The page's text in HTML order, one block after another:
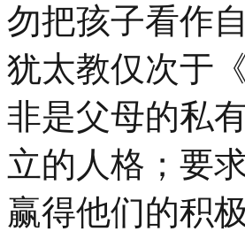
勿把孩子看作
犹太教仅次于
非是父母的私
立的人格；要
赢得他们的积